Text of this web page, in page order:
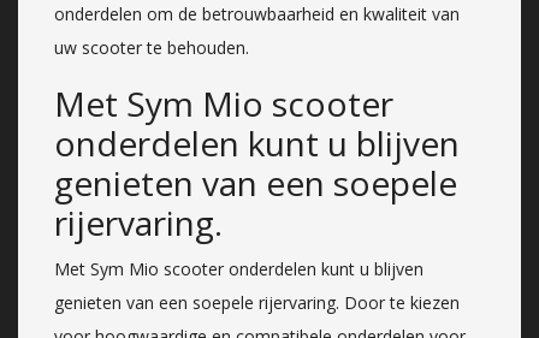
onderdelen om de betrouwbaarheid en kwaliteit van
uw scooter te behouden.
Met Sym Mio scooter
onderdelen kunt u blijven
genieten van een soepele
rijervaring.
Met Sym Mio scooter onderdelen kunt u blijven
genieten van een soepele rijervaring. Door te kiezen